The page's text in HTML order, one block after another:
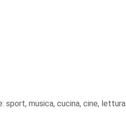
sport, musica, cucina, cine, lettura